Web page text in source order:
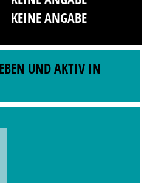
KEINE ANGABE
UND AKTIV IN